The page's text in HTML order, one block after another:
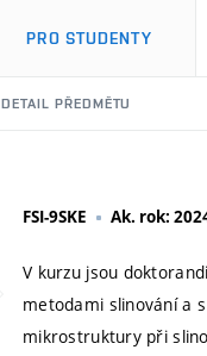
PRO STUDENTY
DETAIL PŘEDMĚTU
FSI-9SKE Ak. rok:
V kurzu jsou
metodami slinování a
mikrostruktury při